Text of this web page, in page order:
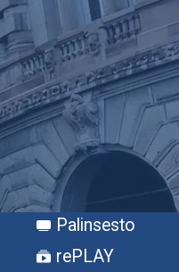
Palinsesto
rePLAY